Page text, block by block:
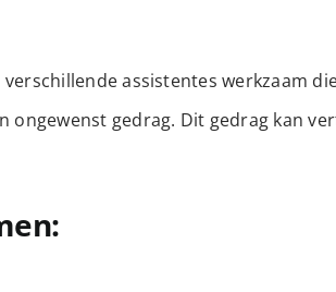
assistentes werkzaam
ongewenst gedrag. Dit gedrag kan